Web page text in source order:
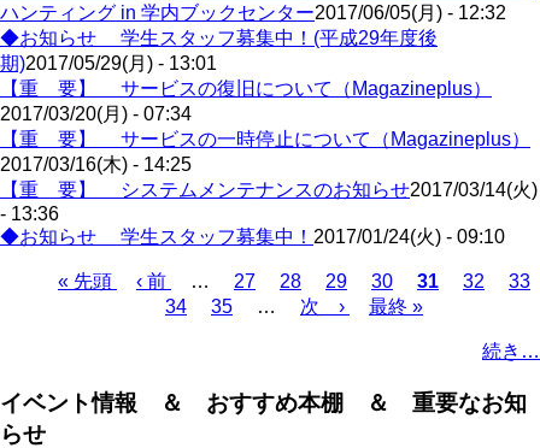
ハンティング in 学内ブックセンター2017/06/05(月) - 12:32
◆お知らせ 学生スタッフ募集中！(平成29年度後
期)2017/05/29(月) - 13:01
【重 要】 サービスの復旧について（Magazineplus）
2017/03/20(月) - 07:34
【重 要】 サービスの一時停止について（Magazineplus）
2017/03/16(木) - 14:25
【重 要】 システムメンテナンスのお知らせ2017/03/14(火)
- 13:36
◆お知らせ 学生スタッフ募集中！ 2017/01/24(火) - 09:10
First
« 先頭
Previous
page
‹ 前 … Page
27 Page
28 Page
29 Page
30
Current
page
31 Page
32
33
Page
34 Page
35 …
Next
次 ›
Last
最終 »
続き…
イベント情報 ＆ おすすめ本棚 ＆ 重要なお知
らせ